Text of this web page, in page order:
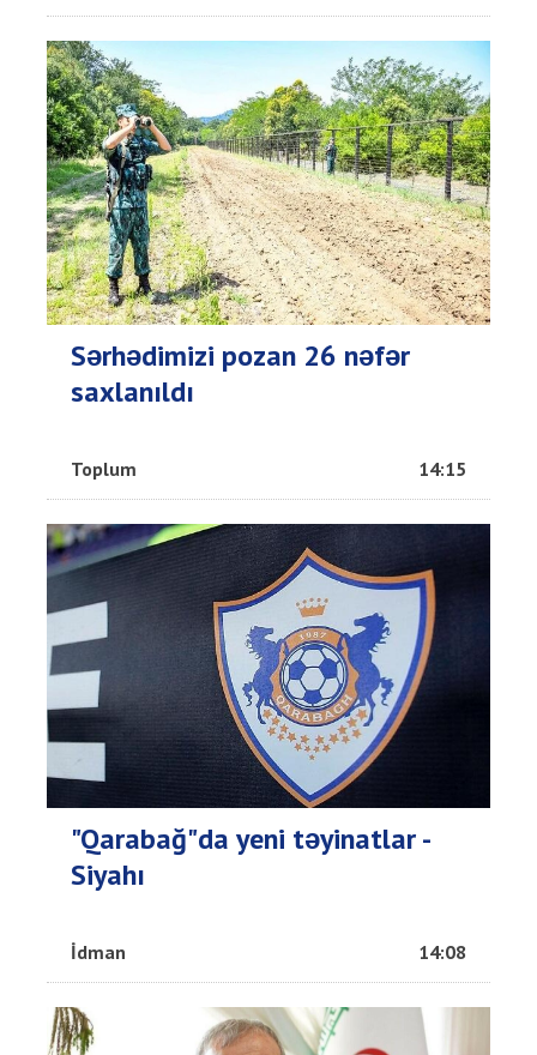
Sərhədimizi pozan 26 nəfər
saxlanıldı
Toplum 14:15
"Qarabağ"da yeni təyinatlar -
Siyahı
İdman 14:08